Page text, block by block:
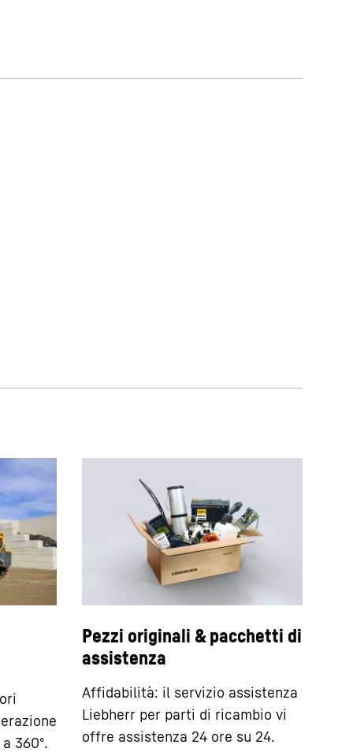
360º.
Pezzi originali & pacchetti di
assistenza
Affidabilità: il servizio assistenza
Liebherr per parti di ricambio vi
offre assistenza 24 ore su 24.